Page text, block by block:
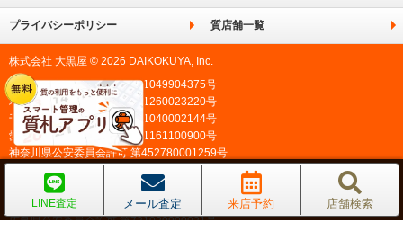
プライバシーポリシー 質店舗一覧
株式会社 大黒屋 © 2026 DAIKOKUYA, Inc.
東京都公安委員会許可 第301049904375号
埼玉県公安委員会許可 第431260023220号
千葉県公安委員会許可 第441040002144号
愛知県公安委員会許可 第541161100900号
神奈川県公安委員会許可 第452780001259号
北海道公安委員会許可 第101010000315号
京都府公安委員会許可 第611241930028号
大阪府公安委員会許可 第621151403749号
広島県公安委員会許可 第731020900021号
LINE査定 メール査定 来店予約 店舗検索